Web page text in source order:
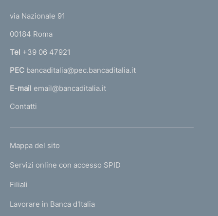
r
n
a
l
'
m
e
a
g
via Nazionale 91
00184 Roma
Tel +39 06 47921
PEC bancaditalia@pec.bancaditalia.it
E-mail email@bancaditalia.it
Contatti
L
N
K
T
Mappa del sito
Servizi online con accesso SPID
Filiali
Lavorare in Banca d'Italia